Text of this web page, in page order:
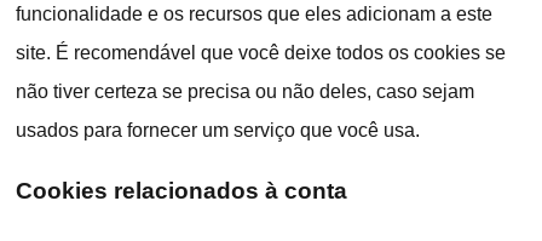
funcionalidade e os recursos que eles adicionam a este
site. É recomendável que você deixe todos os cookies se
não tiver certeza se precisa ou não deles, caso sejam
usados para fornecer um serviço que você usa.
Cookies relacionados à conta